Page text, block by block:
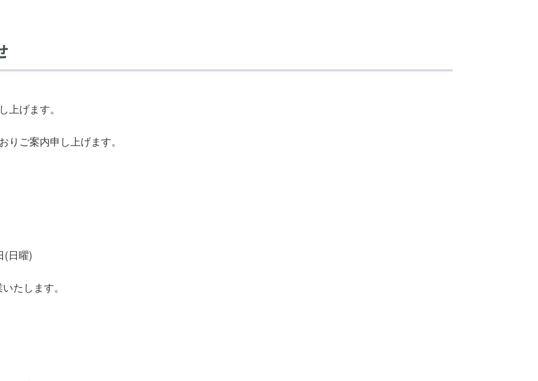
上げます。
ご案内申し上げます。
日曜)
たします。